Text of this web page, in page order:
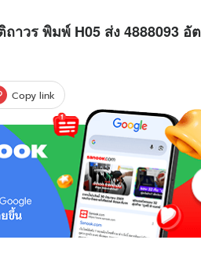
าวร พิมพ์ H05 ส่ง 4888093 อั
Copy link